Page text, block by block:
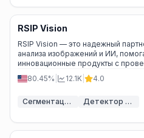
RSIP Vision
RSIP Vision — это надежный
анализа изображений и ИИ,
инновационные продукты с
80.45%
12.1K 4.0
Сегментация изображений ИИ Детектор изображений ИИ